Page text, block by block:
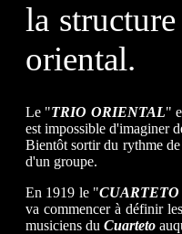
la
oriental.
Le "TRIO ORIENTAL"
est impossible d'imaginer
Bientôt sortir du rythme
d'un groupe.
En 1919 le "
va commencer à définir
musiciens du Cuarteto